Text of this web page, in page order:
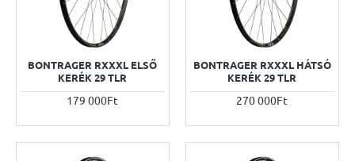
BONTRAGER RXXXL ELSŐ
KERÉK 29 TLR
179 000Ft
BONTRAGER RXXXL HÁTSÓ
KERÉK 29 TLR
270 000Ft